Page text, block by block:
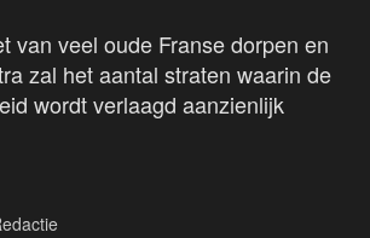
van veel oude Franse dorpen en
zal het aantal straten waarin de
wordt verlaagd aanzienlijk